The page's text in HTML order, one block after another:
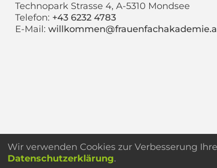
Technopark Strasse 4, A-5310 Mondsee
Telefon: +43 6232 4783
E-Mail:
Wir verwenden Cookies zur Verbesserung
Datenschutzerklärung.